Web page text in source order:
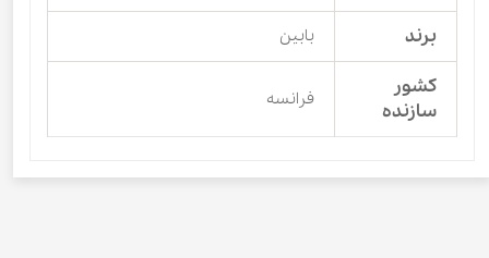
برند بابین
کشور
سازنده
فرانسه